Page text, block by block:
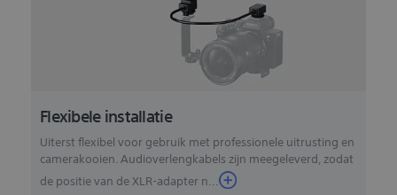
Flexibele installatie
Uiterst flexibel voor gebruik met professionele uitrusting en
camerakooien. Audioverlengkabels zijn meegeleverd, zodat
de positie van de XLR-adapter n...